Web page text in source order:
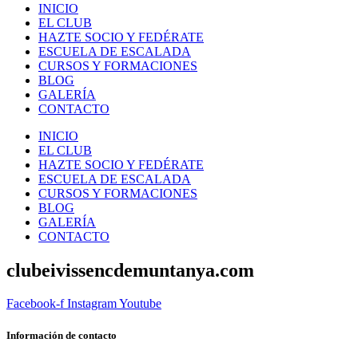
INICIO
EL CLUB
HAZTE SOCIO Y FEDÉRATE
ESCUELA DE ESCALADA
CURSOS Y FORMACIONES
BLOG
GALERÍA
CONTACTO
INICIO
EL CLUB
HAZTE SOCIO Y FEDÉRATE
ESCUELA DE ESCALADA
CURSOS Y FORMACIONES
BLOG
GALERÍA
CONTACTO
clubeivissencdemuntanya.com
Facebook-f InstagramYoutube
Información de contacto